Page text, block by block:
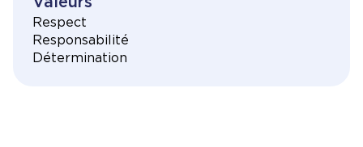
Respect
Responsabilité
Détermination